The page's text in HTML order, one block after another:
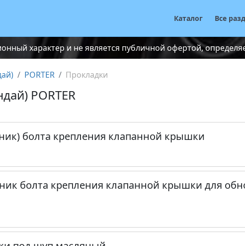
Каталог Все
характер и не является публичной офертой,
PORTER Прокладки
PORTER
болта крепления клапанной крышки
болта крепления клапанной крышки для